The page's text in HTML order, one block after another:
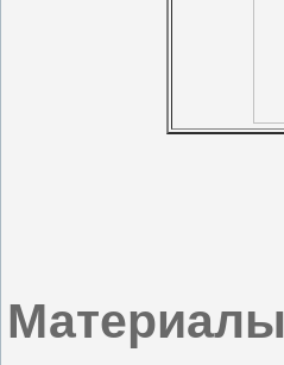
Материалы